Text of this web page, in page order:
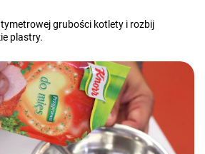
grubości kotlety i rozbij
plastry.